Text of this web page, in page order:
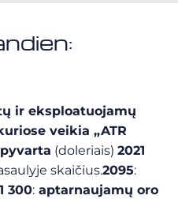
ir eksploatuojamų
veikia „ATR
(doleriais) 2021
skaičius.2095:
1 300: aptarnaujamų oro